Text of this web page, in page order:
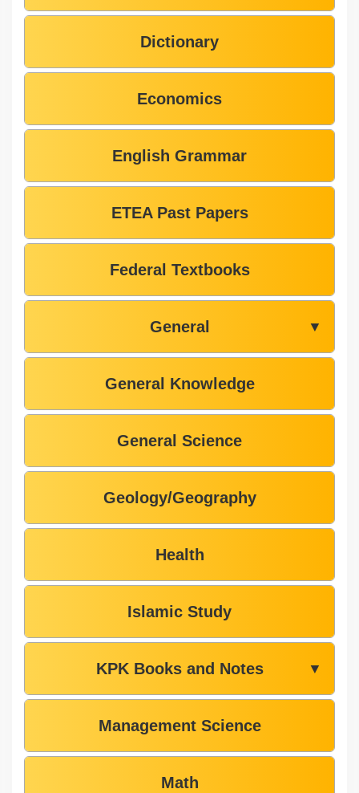
Dictionary
Economics
English Grammar
ETEA Past Papers
Federal Textbooks
General ▼
General Knowledge
General Science
Geology/Geography
Health
Islamic Study
KPK Books and Notes ▼
Management Science
Math